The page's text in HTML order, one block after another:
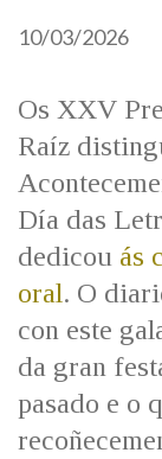
10/03/2026
Os XXV
Raíz
Día das
dedicou ás
oral. O
con este
da gran
pasado e o